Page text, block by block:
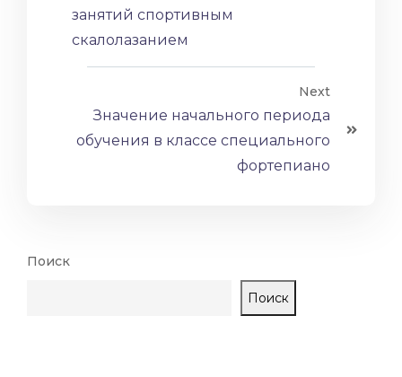
занятий спортивным
скалолазанием
Next
Значение начального периода
обучения в классе специального
фортепиано
Поиск
Поиск